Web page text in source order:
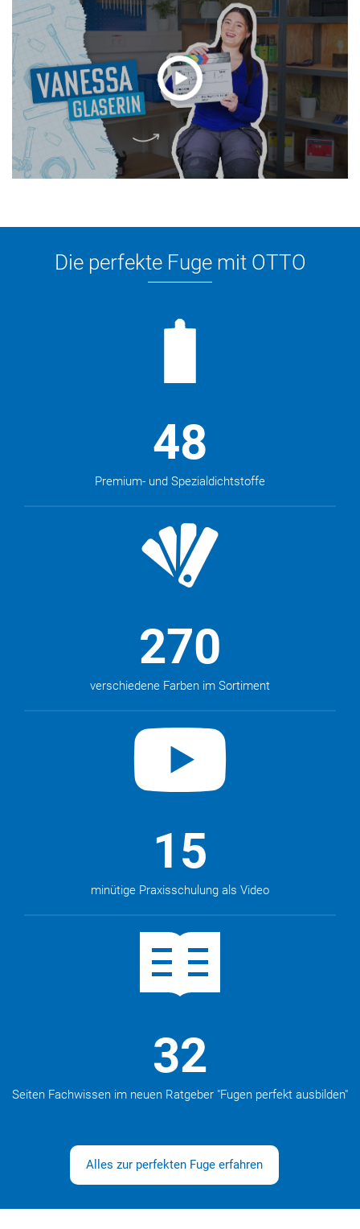
Die perfekte Fuge mit OTTO
48
Premium- und Spezialdichtstoffe
270
verschiedene Farben im Sortiment
15
minütige Praxisschulung als Video
32
Seiten Fachwissen im neuen Ratgeber "Fugen perfekt ausbilden"
Alles zur perfekten Fuge erfahren